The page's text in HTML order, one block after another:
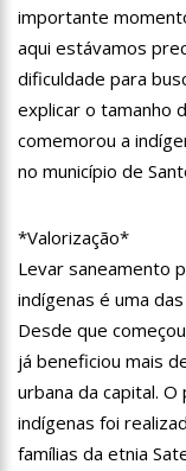
12:31 Suspeito
12:17 Ataque em
11:57 Mais
16:22 Jovens matam
Ator de
16:13 Macabro: tia
a
13:31 Dinamarca
13:27
importante
aqui estávamos
dificuldade para
explicar o tamanho
comemorou a
no município de
*Valorização*
Levar saneamento
indígenas é uma
Desde que
já beneficiou mais
urbana da capital.
indígenas foi
famílias da etnia